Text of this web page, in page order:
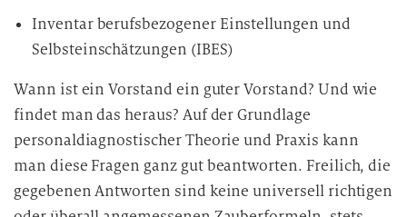
Inventar berufsbezogener Einstellungen und
Selbsteinschätzungen (IBES)
Wann ist ein Vorstand ein guter Vorstand? Und wie
findet man das heraus? Auf der Grundlage
personaldiagnostischer Theorie und Praxis kann
man diese Fragen ganz gut beantworten. Freilich, die
gegebenen Antworten sind keine universell richtigen